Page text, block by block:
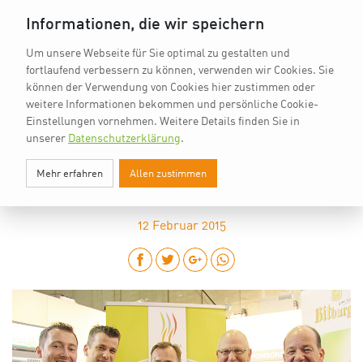
IKA-STARTSCHUSS MIT THÜRINGER
BRATWURST
12 Februar 2015
Informationen, die wir speichern
Um unsere Webseite für Sie optimal zu gestalten und
fortlaufend verbessern zu können, verwenden wir Cookies. Sie
können der Verwendung von Cookies hier zustimmen oder
weitere Informationen bekommen und persönliche Cookie-
Einstellungen vornehmen. Weitere Details finden Sie in
unserer Datenschutzerklärung.
Mehr erfahren Allen zustimmen